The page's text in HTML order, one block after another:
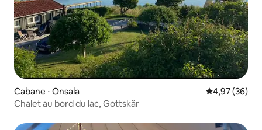
Cabane ⋅ Onsala Évaluation
4,97 (36)
Chalet au bord du lac, Gottskär